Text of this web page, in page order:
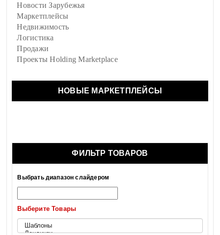
Новости Зарубежья
Маркетплейсы
Недвижимость
Логистика
Продажи
Проекты Holding Marketplace
НОВЫЕ МАРКЕТПЛЕЙСЫ
ФИЛЬТР ТОВАРОВ
Выбрать диапазон слайдером
Выберите Товары